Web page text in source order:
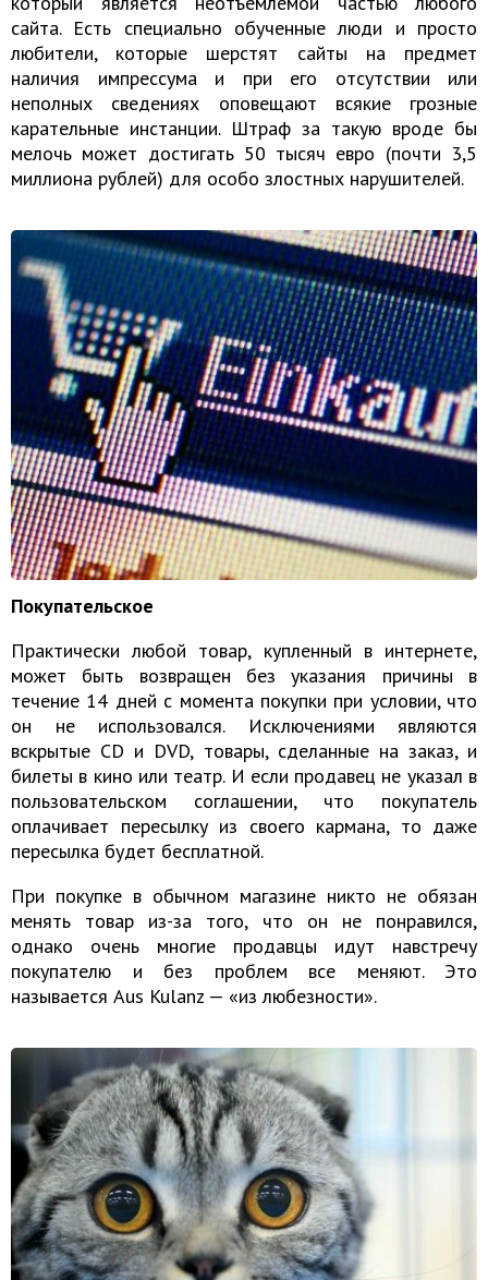
сайта. Есть специально обученные люди и просто
любители, которые шерстят сайты на предмет
наличия импрессума и при его отсутствии или
неполных сведениях оповещают всякие грозные
карательные инстанции. Штраф за такую вроде бы
мелочь может достигать 50 тысяч евро (почти 3,5
миллиона рублей) для особо злостных нарушителей.
Покупательское
Практически любой товар, купленный в интернете,
может быть возвращен без указания причины в
течение 14 дней с момента покупки при условии, что
он не использовался. Исключениями являются
вскрытые CD и DVD, товары, сделанные на заказ, и
билеты в кино или театр. И если продавец не указал в
пользовательском соглашении, что покупатель
оплачивает пересылку из своего кармана, то даже
пересылка будет бесплатной.
При покупке в обычном магазине никто не обязан
менять товар из-за того, что он не понравился,
однако очень многие продавцы идут навстречу
покупателю и без проблем все меняют. Это
называется Aus Kulanz — «из любезности».